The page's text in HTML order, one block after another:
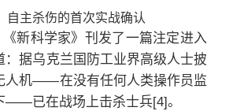
自主杀伤的首次实战确认
新科学家》刊发了一篇注定进入
：据乌克兰国防工业界高级人士披
人机——在没有任何人类操作员监
——已在战场上击杀士兵[4]。